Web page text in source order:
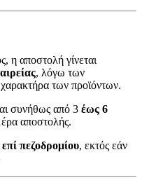
η αποστολή γίνεται
, λόγω των
των προϊόντων.
συνήθως από 3 έως 6
αποστολής.
επί πεζοδρομίου, εκτός εάν